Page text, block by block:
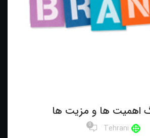
اهمیت ها و مزیت ها
Tehrani
0